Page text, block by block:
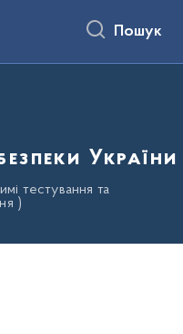
Пошук
України
тестування та
)